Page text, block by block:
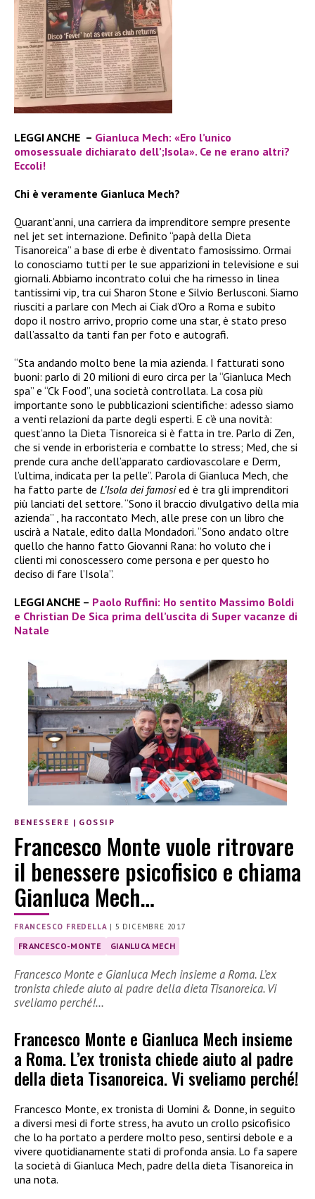
LEGGI ANCHE – Gianluca Mech: «Ero l’unico
omosessuale dichiarato dell’;Isola». Ce ne erano altri?
Eccoli!
Chi è veramente Gianluca Mech?
Quarant’anni, una carriera da imprenditore sempre presente
nel jet set internazione. Definito “papà della Dieta
Tisanoreica” a base di erbe è diventato famosissimo. Ormai
lo conosciamo tutti per le sue apparizioni in televisione e sui
giornali. Abbiamo incontrato colui che ha rimesso in linea
tantissimi vip, tra cui Sharon Stone e Silvio Berlusconi. Siamo
riusciti a parlare con Mech ai Ciak d’Oro a Roma e subito
dopo il nostro arrivo, proprio come una star, è stato preso
dall’assalto da tanti fan per foto e autografi.
“Sta andando molto bene la mia azienda. I fatturati sono
buoni: parlo di 20 milioni di euro circa per la “Gianluca Mech
spa” e “Ck Food”, una società controllata. La cosa più
importante sono le pubblicazioni scientifiche: adesso siamo
a venti relazioni da parte degli esperti. E c’è una novità:
quest’anno la Dieta Tisnoreica si è fatta in tre. Parlo di Zen,
che si vende in erboristeria e combatte lo stress; Med, che si
prende cura anche dell’apparato cardiovascolare e Derm,
l’ultima, indicata per la pelle”. Parola di Gianluca Mech, che
ha fatto parte de L’Isola dei famosied è tra gli imprenditori
più lanciati del settore. “Sono il braccio divulgativo della mia
azienda” , ha raccontato Mech, alle prese con un libro che
uscirà a Natale, edito dalla Mondadori. “Sono andato oltre
quello che hanno fatto Giovanni Rana: ho voluto che i
clienti mi conoscessero come persona e per questo ho
deciso di fare l’Isola”.
LEGGI ANCHE – Paolo Ruffini: Ho sentito Massimo Boldi
e Christian De Sica prima dell’uscita di Super vacanze di
Natale
BENESSERE | GOSSIP
Francesco Monte vuole ritrovare
il benessere psicofisico e chiama
Gianluca Mech…
FRANCESCO FREDELLA | 5 DICEMBRE 2017
FRANCESCO-MONTE GIANLUCA MECH
Francesco Monte e Gianluca Mech insieme a Roma. L’ex
tronista chiede aiuto al padre della dieta Tisanoreica. Vi
sveliamo perché!…
Francesco Monte e Gianluca Mech insieme
a Roma. L’ex tronista chiede aiuto al padre
della dieta Tisanoreica. Vi sveliamo perché!
Francesco Monte, ex tronista di Uomini & Donne, in seguito
a diversi mesi di forte stress, ha avuto un crollo psicofisico
che lo ha portato a perdere molto peso, sentirsi debole e a
vivere quotidianamente stati di profonda ansia. Lo fa sapere
la società di Gianluca Mech, padre della dieta Tisanoreica in
una nota.